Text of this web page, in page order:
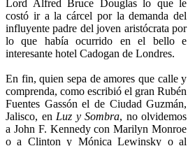
Lord Alfred Bruce Douglas lo que le
costó ir a la cárcel por la demanda del
influyente padre del joven aristócrata por
lo que había ocurrido en el bello e
interesante hotel Cadogan de Londres.
En fin, quien sepa de amores que calle y
comprenda, como escribió el gran Rubén
Fuentes Gassón el de Ciudad Guzmán,
Jalisco, en Luz y Sombra, no olvidemos
a John F. Kennedy con Marilyn Monroe
o a Clinton y Mónica Lewinsky o al